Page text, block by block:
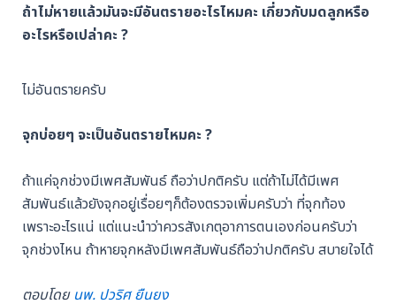
ถ้าไม่หายแล้วมันจะมีอันตรายอะไรไหมคะ เกี่ยวกับมดลูกหรือ
อะไรหรือเปล่าคะ ?
ไม่อันตรายครับ
จุกบ่อยๆ จะเป็นอันตรายไหมคะ ?
ถ้าแค่จุกช่วงมีเพศสัมพันธ์ ถือว่าปกติครับ แต่ถ้าไม่ได้มีเพศ
สัมพันธ์แล้วยังจุกอยู่เรื่อยๆก็ต้องตรวจเพิ่มครับว่า ที่จุกท้อง
เพราะอะไรแน่ แต่แนะนำว่าควรสังเกตุอาการตนเองก่อนครับว่า
จุกช่วงไหน ถ้าหายจุกหลังมีเพศสัมพันธ์ถือว่าปกติครับ สบายใจได้
ตอบโดย นพ. ปวริศ ยืนยง